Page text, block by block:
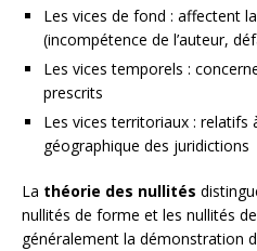
Les vices de fond : affectent
(incompétence de l’auteur,
Les vices temporels :
prescrits
Les vices territoriaux : relatifs
géographique des juridictions
La théorie des nullités
nullités de forme et les nullités
généralement la démonstration